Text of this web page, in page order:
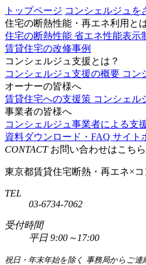
トップページ コンシェルジュを
住宅の断熱性能・再エネ利用と
住宅の断熱性能 省エネ性能表示
賃貸住宅の改修事例
コンシェルジュ支援とは？
コンシェルジュ支援の概要 コン
オーナーの皆様へ
賃貸住宅への支援策 コンシェル
事業者の皆様へ
コンシェルジュ事業者による支
資料ダウンロード・FAQ サイト
CONTACT お問い合わせはこちら
東京都賃貸住宅断熱・再エネ×
TEL
03-6734-7062
受付時間
平日 9:00～17:00
祝日・年末年始を除く 事務局からご連